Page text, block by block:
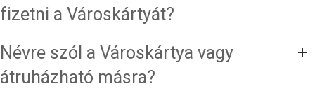
fizetni a Városkártyát?
Névre szól a Városkártya vagy
átruházható másra?